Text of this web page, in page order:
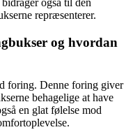
også til den
repræsenterer.
og hvordan
foring. Denne foring giver
behagelige at have
en glat følelse mod